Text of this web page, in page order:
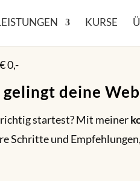
KURSE
0,-
deine
startest? Mit meiner
Schritte und